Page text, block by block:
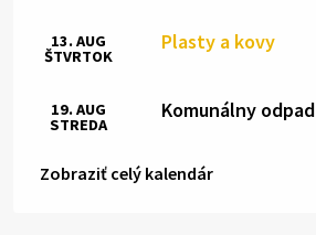
Plasty a kovy
13. AUG
ŠTVRTOK
Komunálny odpad
19. AUG
STREDA
Zobraziť celý kalendár